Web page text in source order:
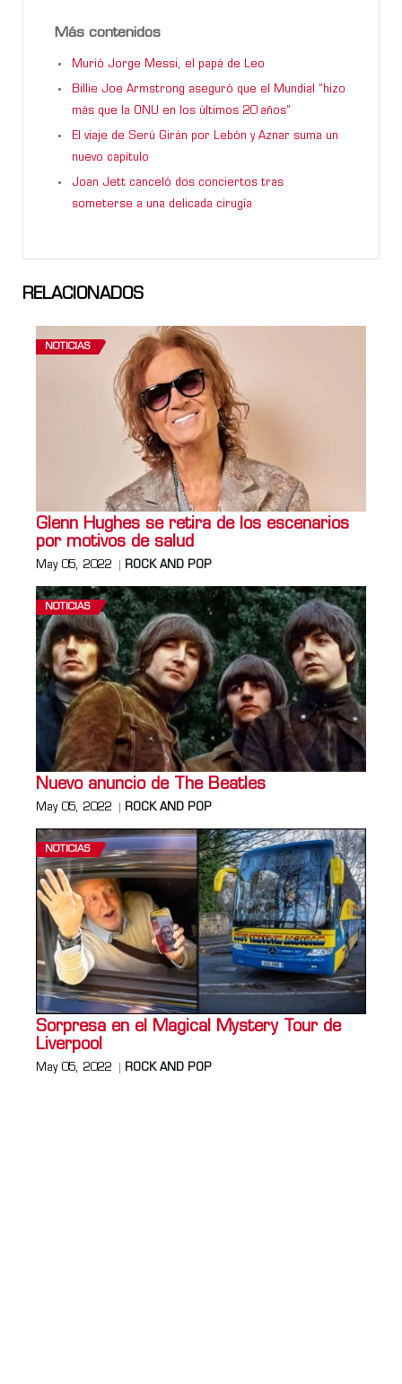
Más contenidos
Murió Jorge Messi, el papá de Leo
Billie Joe Armstrong aseguró que el Mundial “hizo
más que la ONU en los últimos 20 años”
El viaje de Serú Girán por Lebón y Aznar suma un
nuevo capítulo
Joan Jett canceló dos conciertos tras
someterse a una delicada cirugía
RELACIONADOS
NOTICIAS
Glenn Hughes se retira de los escenarios
por motivos de salud
May 05, 2022 ROCK AND POP
NOTICIAS
Nuevo anuncio de The Beatles
May 05, 2022 ROCK AND POP
NOTICIAS
Sorpresa en el Magical Mystery Tour de
Liverpool
May 05, 2022 ROCK AND POP